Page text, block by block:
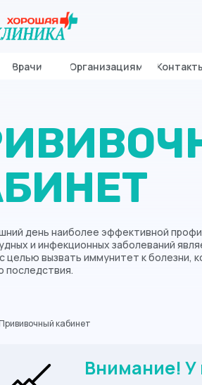
Врачи Организациям
день наиболее эффективной
и инфекционных заболеваний
целью вызвать иммунитет к болезни,
последствия.
кабинет
Внимание! У